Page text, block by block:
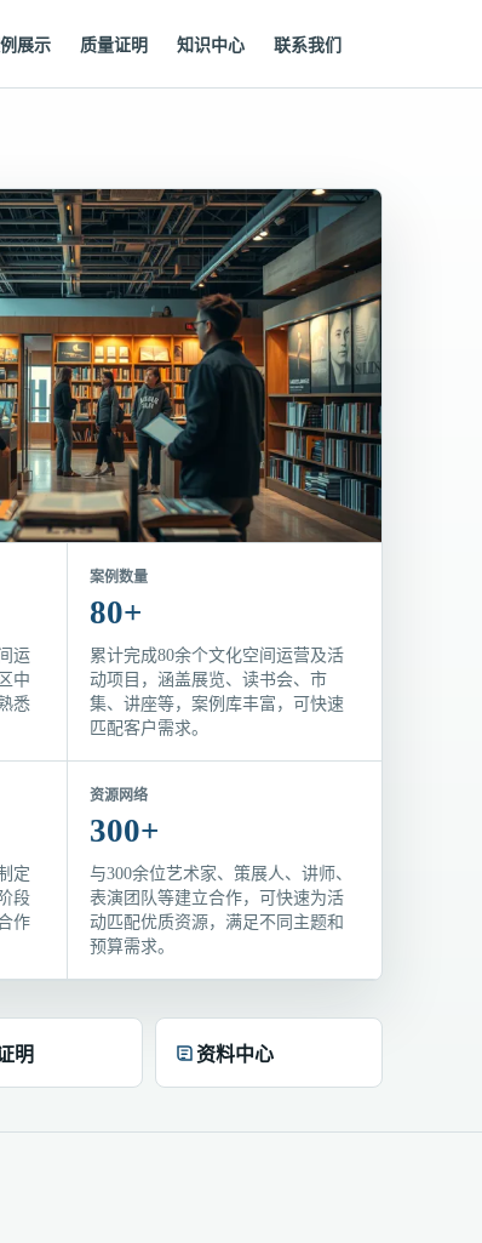
展示 质量证明 知识中心 联系我们
运
中
悉
案例数量
80+
累计完成80余个文化空间运营及活
动项目，涵盖展览、读书会、市
集、讲座等，案例库丰富，可快速
匹配客户需求。
定
段
作
资源网络
300+
与300余位艺术家、策展人、讲师、
表演团队等建立合作，可快速为活
动匹配优质资源，满足不同主题和
预算需求。
明 资料中心